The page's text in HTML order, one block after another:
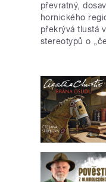
převratný,
hornického
překrývá tlustá
stereotypů o